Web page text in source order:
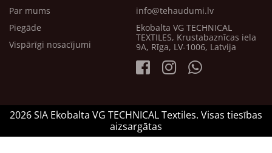
Par mums
Piegāde
Vispārīgi nosacījumi
info@tehaudumi.lv
Ekobalta VG TECHNICAL
TEXTILES, Krustabaznīcas iela
9A, Rīga, LV-1006, Latvija
2026 SIA Ekobalta VG TECHNICAL Textiles. Visas tiesības
aizsargātas